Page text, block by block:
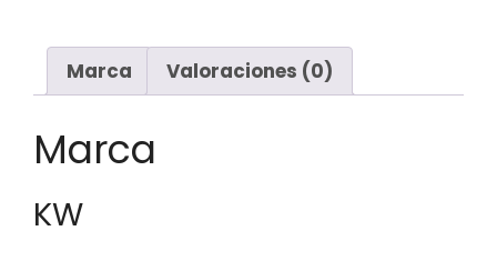
Marca Valoraciones (0)
Marca
KW